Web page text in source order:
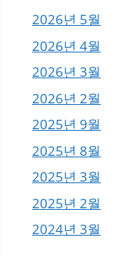
2026년 5월
2026년 4월
2026년 3월
2026년 2월
2025년 9월
2025년 8월
2025년 3월
2025년 2월
2024년 3월